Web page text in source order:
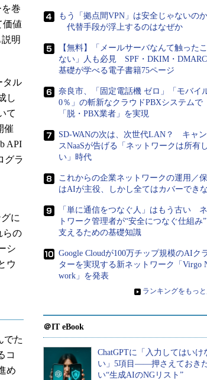
巻
価値
明
タル
し
て
催
API
グラ
に
らの
シ
ウ
でた
コ
め
もう「拠点間VPN」は安全じゃないの
代替手段が浮上するのはなぜか
【無料】「メールサーバなんて触った
ない」人も必見 SPF・DKIM・
基礎が学べる電子書籍75ページ
奈良市、「固定電話機 ゼロ」「モバイ
0％」の斬新なクラウドPBXシステムで
「脱・PBX業者」を実現
SD-WANの次は、次世代LAN？ キャ
スNaaSが告げる「ネットワークは所有
い」時代
これからの企業ネットワークの運用／
はAIが主役、しかし全てはカバーでき
「単に通信をつなぐ人」はもう古い
トワーク管理者が“安全につなぐ仕組み
支えるための基礎知識
Google Cloudが100万チップ規模のAIク
ターを実現する新ネットワーク「Virgo
work」を発表
» ランキングをもっ
＠IT eBook
ChatGPTに「入力してはいけ
い」5項目――押さえておき
い“生成AIのNGリスト”